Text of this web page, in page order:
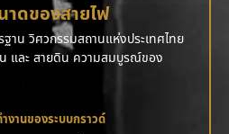
ดของสายไฟ
ฐาน วิศวกรรมสถานแห่งประเทศไทย
และ สายดิน ความสมบูรณ์ของ
งานของระบบกราวด์